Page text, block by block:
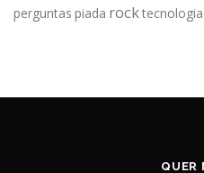
perguntas piada rock
QUER